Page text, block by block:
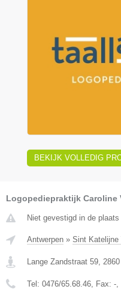
BEKIJK VOLLEDIG
Logopediepraktijk Caroline
Niet gevestigd in de
Antwerpen » Sint Katelijne
Lange Zandstraat 59, 2860
Tel: 0476/65.68.46, Fax: -,